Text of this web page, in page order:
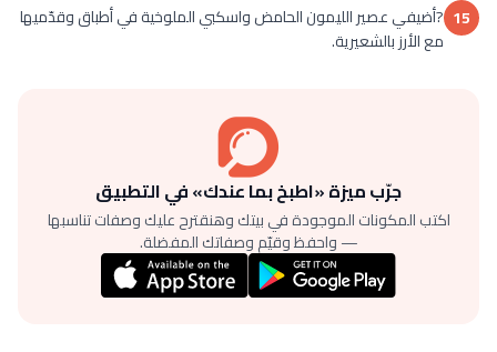
15 ?أضيفي عصير الليمون الحامض واسكبي الملوخية في أطباق وقدّميها
مع الأرز بالشعيرية.
جرّب ميزة «اطبخ بما عندك» في التطبيق
اكتب المكونات الموجودة في بيتك وهنقترح عليك وصفات تناسبها
— واحفظ وقيّم وصفاتك المفضلة.